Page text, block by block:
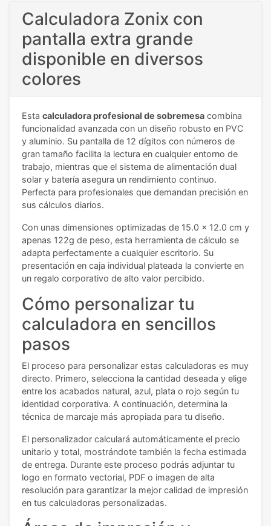
Calculadora Zonix con
pantalla extra grande
disponible en diversos
colores
Esta calculadora profesional de sobremesa combina
funcionalidad avanzada con un diseño robusto en PVC
y aluminio. Su pantalla de 12 dígitos con números de
gran tamaño facilita la lectura en cualquier entorno de
trabajo, mientras que el sistema de alimentación dual
solar y batería asegura un rendimiento continuo.
Perfecta para profesionales que demandan precisión en
sus cálculos diarios.
Con unas dimensiones optimizadas de 15.0 x 12.0 cm y
apenas 122g de peso, esta herramienta de cálculo se
adapta perfectamente a cualquier escritorio. Su
presentación en caja individual plateada la convierte en
un regalo corporativo de alto valor percibido.
Cómo personalizar tu
calculadora en sencillos
pasos
El proceso para personalizar estas calculadoras es muy
directo. Primero, selecciona la cantidad deseada y elige
entre los acabados natural, azul, plata o rojo según tu
identidad corporativa. A continuación, determina la
técnica de marcaje más apropiada para tu diseño.
El personalizador calculará automáticamente el precio
unitario y total, mostrándote también la fecha estimada
de entrega. Durante este proceso podrás adjuntar tu
logo en formato vectorial, PDF o imagen de alta
resolución para garantizar la mejor calidad de impresión
en tus calculadoras personalizadas.